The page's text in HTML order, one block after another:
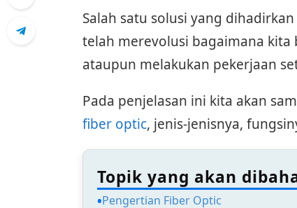
Salah satu solusi yang
telah merevolusi bagaimana
ataupun melakukan pekerjaan
Pada penjelasan ini kita akan
fiber optic, jenis-jenisnya,
Topik yang akan
Pengertian Fiber Optic